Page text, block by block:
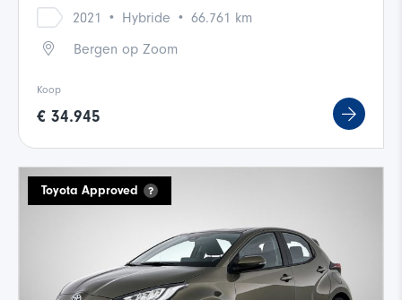
2021 · Hybride · 66.761 km
Bergen op Zoom
Koop
€ 34.945
Toyota Approved